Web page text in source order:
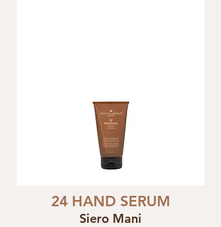
24 HAND SERUM
Siero Mani